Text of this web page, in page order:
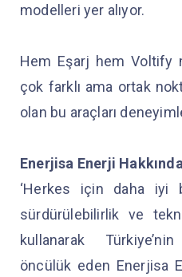
modelleri yer alıyor.
Hem Eşarj hem Voltify
çok farklı ama ortak
olan bu araçları
Enerjisa Enerji Hakkında
‘Herkes için daha iyi
sürdürülebilirlik ve
kullanarak
öncülük eden Enerjisa